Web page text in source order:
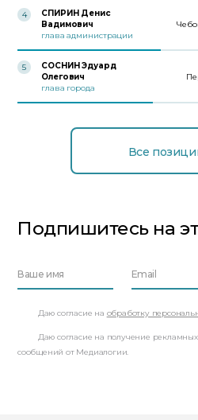
4
СПИРИН Денис
Вадимович
глава администрации
5
СОСНИН Эдуард
Олегович
глава города
Все
Подпишитесь на
Даю согласие на обработку
Даю согласие на получение
сообщений от Медиалогии.